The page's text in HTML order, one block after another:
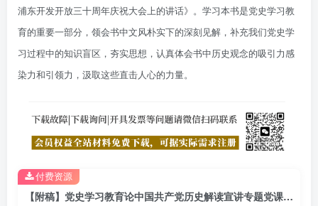
浦东开发开放三十周年庆祝大会上的讲话》。学习本书是党史学习教
育的重要一部分，领会书中文风朴实下的深刻见解，补充我们党史学
习过程中的知识盲区，夯实思想，认真体会书中历史观念的吸引力感
染力和引领力，汲取这些直击人心的力量。
【附稿】党史学习教育论中国共产党历史解读宣讲专题党课材料
付费资源